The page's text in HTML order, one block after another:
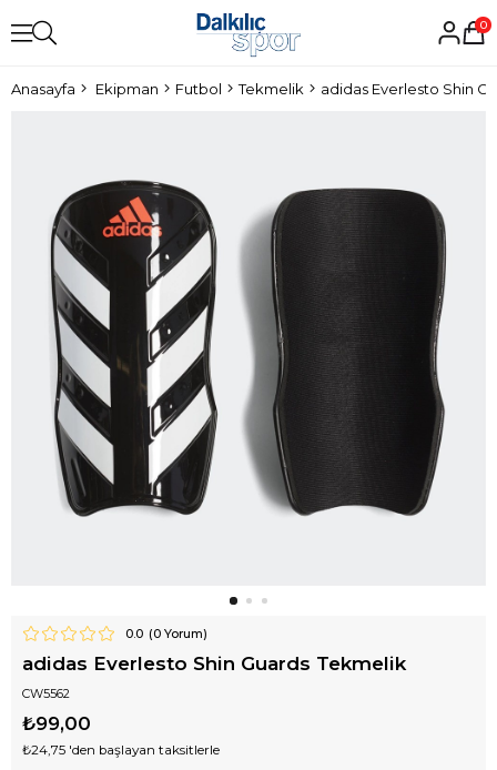
0
Anasayfa Ekipman Futbol Tekmelik adidas Everlesto Shin
0.0 (0Yorum)
adidas Everlesto Shin Guards Tekmelik
CW5562
₺99,00
₺24,75 'den başlayan taksitlerle